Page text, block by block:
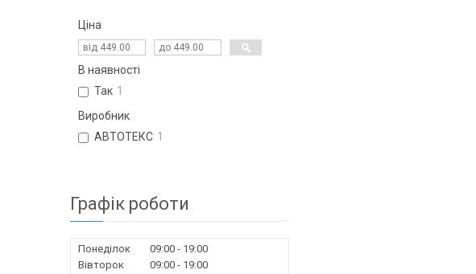
Ціна
В наявності
Так 1
Виробник
АВТОТЕКС 1
Графік роботи
Понеділок 09:00
19:00
Вівторок
09:00
19:00